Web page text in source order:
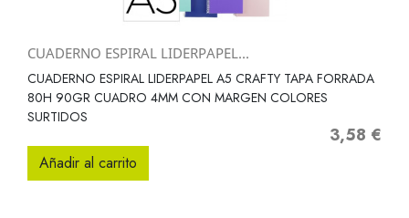
CUADERNO ESPIRAL LIDERPAPEL...
CUADERNO ESPIRAL LIDERPAPEL A5 CRAFTY TAPA FORRADA
80H 90GR CUADRO 4MM CON MARGEN COLORES
SURTIDOS
Precio
3,58 €
Añadir al carrito